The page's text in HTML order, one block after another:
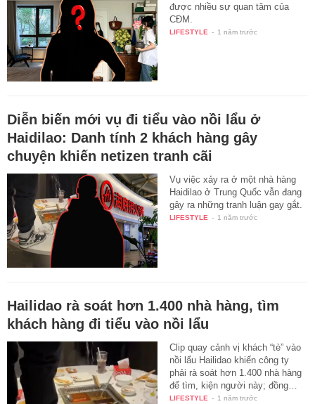
được nhiều sự quan tâm của
CĐM.
LIFESTYLE - 1 năm trước
Diễn biến mới vụ đi tiểu vào nồi lẩu ở
Haidilao: Danh tính 2 khách hàng gây
chuyện khiến netizen tranh cãi
Vụ việc xảy ra ở một nhà hàng
Haidilao ở Trung Quốc vẫn đang
gây ra những tranh luận gay gắt.
LIFESTYLE - 1 năm trước
Hailidao rà soát hơn 1.400 nhà hàng, tìm
khách hàng đi tiểu vào nồi lẩu
Clip quay cảnh vị khách “tè” vào
nồi lẩu Hailidao khiến công ty
phải rà soát hơn 1.400 nhà hàng
để tìm, kiện người này; đồng…
LIFESTYLE - 1 năm trước